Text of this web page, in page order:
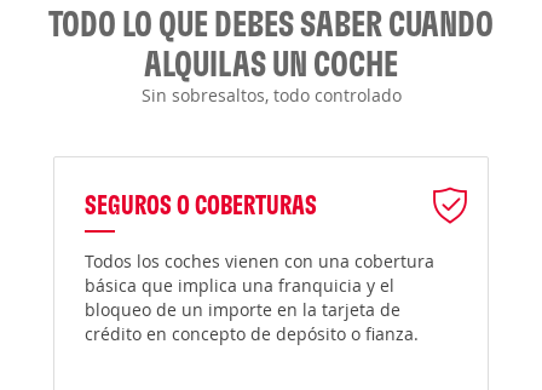
TODO LO QUE DEBES SABER CUANDO
ALQUILAS UN COCHE
Sin sobresaltos, todo controlado
SEGUROS O COBERTURAS
Todos los coches vienen con una cobertura
básica que implica una franquicia y el
bloqueo de un importe en la tarjeta de
crédito en concepto de depósito o fianza.